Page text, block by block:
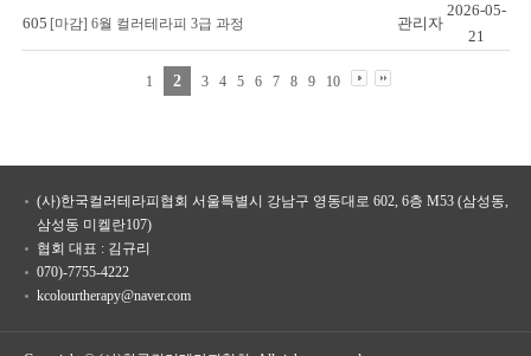
605 [마감] 6월 컬러테라피 3급 과정 관리자
2026-05-
21
1 2 3 4 5 6 7 8 9 10
(사)한국컬러테라피협회 서울특별시 강남구 영동대로 602, 6층 M53 (삼성동,
삼성동 미켈란107)
협회 대표 : 김규리
070)-7755-4222
kcolourtherapy@naver.com